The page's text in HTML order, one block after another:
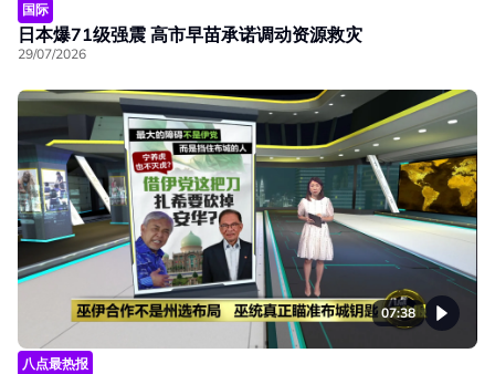
国际
日本爆71级强震 高市早苗承诺调动资源救灾
29/07/2026
07:38
八点最热报